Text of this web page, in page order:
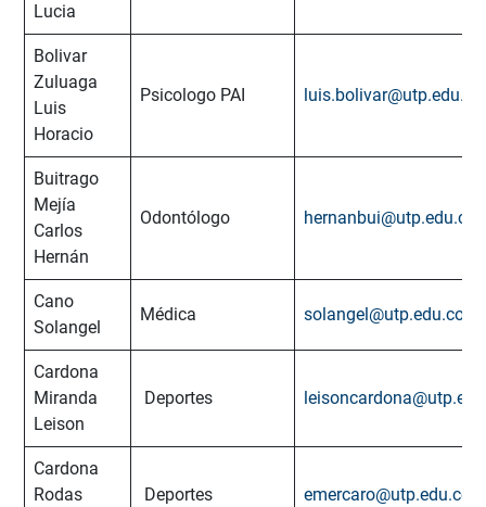
Lucia
Bolivar
Zuluaga
Luis
Horacio
Psicologo PAI luis.bolivar@utp.edu.co
Buitrago
Mejía
Carlos
Hernán
Odontólogo hernanbui@utp.edu.co
Cano
Solangel
Médica solangel@utp.edu.co
Cardona
Miranda
Leison
Deportes
Cardona
Rodas
Deportes emercaro@utp.edu.co